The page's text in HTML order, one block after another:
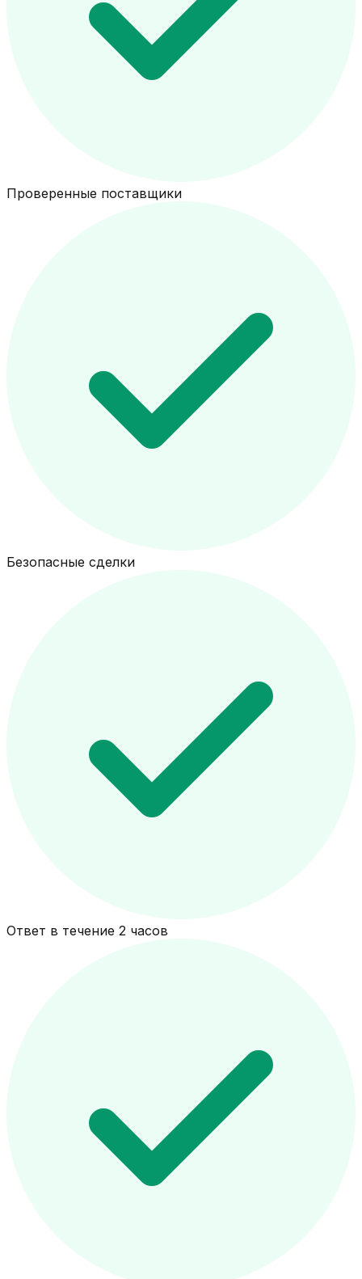
Проверенные поставщики
Безопасные сделки
Ответ в течение 2 часов